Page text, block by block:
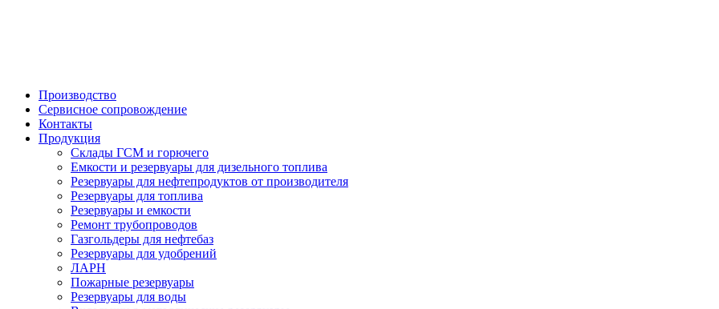
Производство
Сервисное сопровождение
Контакты
Продукция
Склады ГСМ и горючего
Емкости и резервуары для дизельного топлива
Резервуары для нефтепродуктов от производителя
Резервуары для топлива
Резервуары и емкости
Ремонт трубопроводов
Газгольдеры для нефтебаз
Резервуары для удобрений
ЛАРН
Пожарные резервуары
Резервуары для воды